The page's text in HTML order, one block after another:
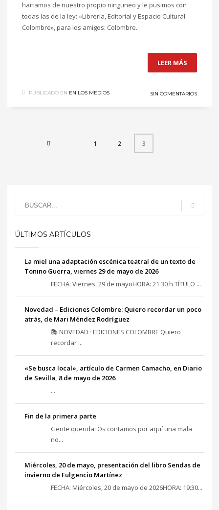
hartamos de nuestro propio ninguneo y le pusimos con
todas las de la ley: «Librería, Editorial y Espacio Cultural
Colombre», para los amigos: Colombre.
LEER MÁS
PUBLICADO EN EN LOS MEDIOS SIN COMENTARIOS
1 2 3
ÚLTIMOS ARTÍCULOS
La miel una adaptación escénica teatral de un texto de
Tonino Guerra, viernes 29 de mayo de 2026
FECHA: Viernes, 29 de mayoHORA: 21:30 h TÍTULO ...
Novedad – Ediciones Colombre: Quiero recordar un poco
atrás, de Mari Méndez Rodríguez
📚 NOVEDAD · EDICIONES COLOMBRE Quiero
recordar ...
«Se busca local», artículo de Carmen Camacho, en Diario
de Sevilla, 8 de mayo de 2026
...
Fin de la primera parte
Gente querida: Os contamos por aquí una mala
no...
Miércoles, 20 de mayo, presentación del libro Sendas de
invierno de Fulgencio Martínez
FECHA: Miércoles, 20 de mayo de 2026HORA: 19:30...